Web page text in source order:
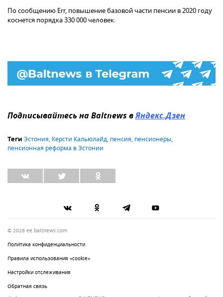
По сообщению Err, повышение базовой части пенсии в 2020 году
коснется порядка 330 000 человек.
Подписывайтесь на Baltnews вЯндекс.Дзен
Теги Эстония, Керсти Кальюлайд, пенсия, пенсионеры,
пенсионная реформа в Эстонии
© 2026 ee.baltnews.com
Политика конфиденциальности
Правила использования «cookie»
Настройки отслеживания
Обратная связь